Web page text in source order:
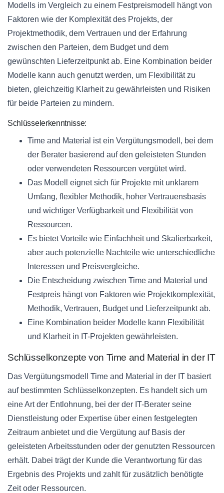
Modells im Vergleich zu einem Festpreismodell hängt von
Faktoren wie der Komplexität des Projekts, der
Projektmethodik, dem Vertrauen und der Erfahrung
zwischen den Parteien, dem Budget und dem
gewünschten Lieferzeitpunkt ab. Eine Kombination beider
Modelle kann auch genutzt werden, um Flexibilität zu
bieten, gleichzeitig Klarheit zu gewährleisten und Risiken
für beide Parteien zu mindern.
Schlüsselerkenntnisse:
Time and Material ist ein Vergütungsmodell, bei dem
der Berater basierend auf den geleisteten Stunden
oder verwendeten Ressourcen vergütet wird.
Das Modell eignet sich für Projekte mit unklarem
Umfang, flexibler Methodik, hoher Vertrauensbasis
und wichtiger Verfügbarkeit und Flexibilität von
Ressourcen.
Es bietet Vorteile wie Einfachheit und Skalierbarkeit,
aber auch potenzielle Nachteile wie unterschiedliche
Interessen und Preisvergleiche.
Die Entscheidung zwischen Time and Material und
Festpreis hängt von Faktoren wie Projektkomplexität,
Methodik, Vertrauen, Budget und Lieferzeitpunkt ab.
Eine Kombination beider Modelle kann Flexibilität
und Klarheit in IT-Projekten gewährleisten.
Schlüsselkonzepte von Time and Material in der IT
Das Vergütungsmodell Time and Material in der IT basiert
auf bestimmten Schlüsselkonzepten. Es handelt sich um
eine Art der Entlohnung, bei der der IT-Berater seine
Dienstleistung oder Expertise über einen festgelegten
Zeitraum anbietet und die Vergütung auf Basis der
geleisteten Arbeitsstunden oder der genutzten Ressourcen
erhält. Dabei trägt der Kunde die Verantwortung für das
Ergebnis des Projekts und zahlt für zusätzlich benötigte
Zeit oder Ressourcen.